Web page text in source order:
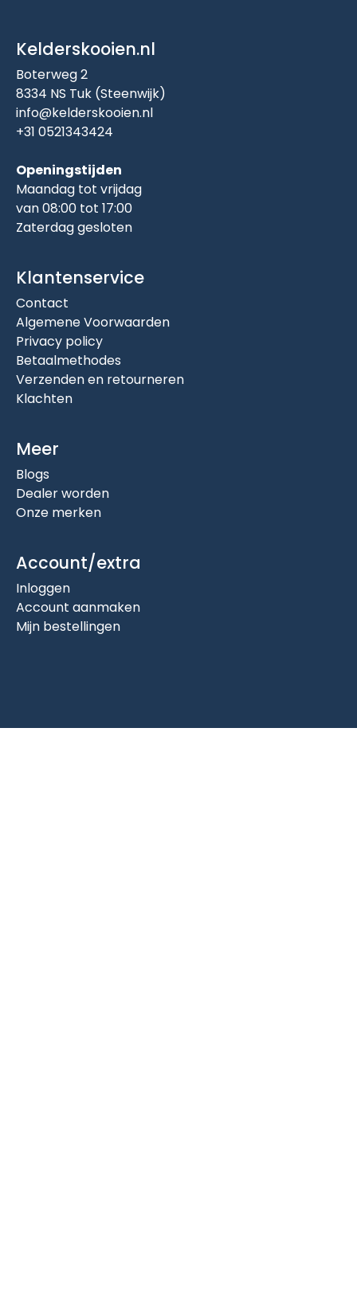
Kelderskooien.nl
Boterweg 2
8334 NS Tuk (Steenwijk)
info@kelderskooien.nl
+31 0521343424
Openingstijden
Maandag tot vrijdag
van 08:00 tot 17:00
Zaterdag gesloten
Klantenservice
Contact
Algemene Voorwaarden
Privacy policy
Betaalmethodes
Verzenden en retourneren
Klachten
Meer
Blogs
Dealer worden
Onze merken
Account/extra
Inloggen
Account aanmaken
Mijn bestellingen